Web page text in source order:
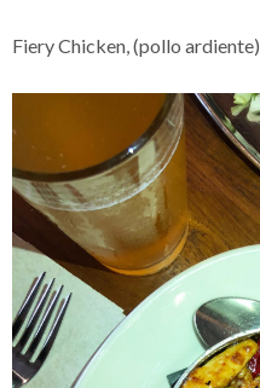
Fiery Chicken, (pollo ardiente)